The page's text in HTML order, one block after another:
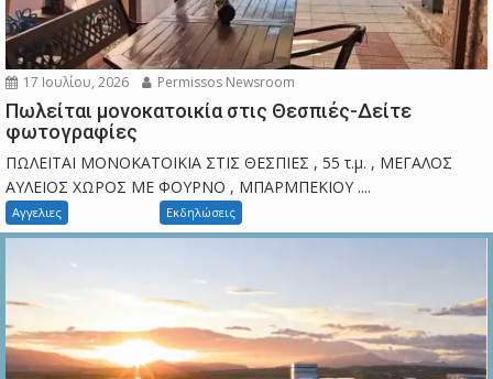
17 Ιουλίου, 2026 Permissos Newsroom
Πωλείται μονοκατοικία στις Θεσπιές-Δείτε
φωτογραφίες
ΠΩΛΕΙΤΑΙ ΜΟΝΟΚΑΤΟΙΚΙΑ ΣΤΙΣ ΘΕΣΠΙΕΣ , 55 τ.μ. , ΜΕΓΑΛΟΣ
ΑΥΛΕΙΟΣ ΧΩΡΟΣ ΜΕ ΦΟΥΡΝΟ , ΜΠΑΡΜΠΕΚΙΟΥ ....
Αγγελιες Εκδηλώσεις